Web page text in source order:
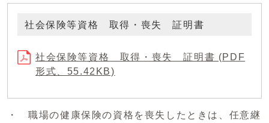
社会保険等資格 取得・喪失 証明書
社会保険等資格 取得・喪失 証明書 (PDF
形式、55.42KB)
・ 職場の健康保険の資格を喪失したときは、任意継